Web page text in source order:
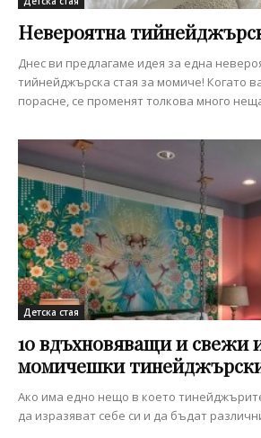
Невероятна
Днес ви предлагаме идея за една
тийнейджърска стая за момиче! Когато
порасне, се променят толкова много
Детска стая
10 вдъхновяващи и свежи
момичешки
Ако има едно нещо в което
да изразяват себе си и да бъдат